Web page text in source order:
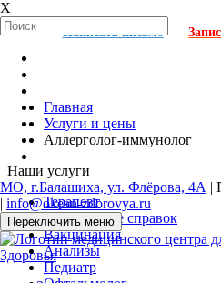
Написать письмо
X
МО, г.Балашиха, ул. Флёрова, 4А |
| info@okean-zdorovya.ru
Переключить меню
Главная
Услуги и цены
Аллерголог-иммунолог
Наши услуги
Терапевт
Оформление справок
Вакцинация
Анализы
Педиатр